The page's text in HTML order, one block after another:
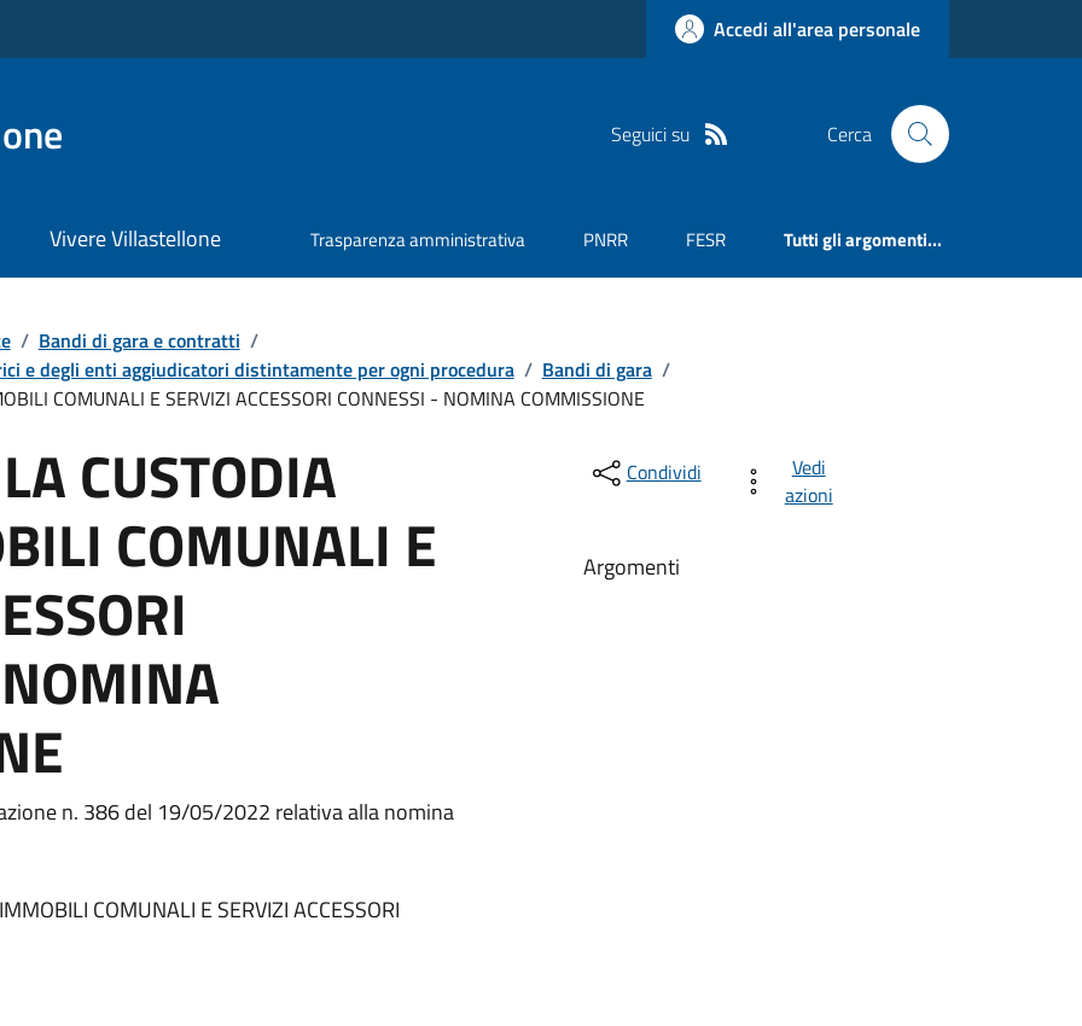
Accedi all'area personale
Seguici su Cerca
Vivere Villastellone Trasparenza amministrativa PNRR FESR Tutti gli argomenti...
/ Bandi di gara e contratti /
e degli enti aggiudicatori distintamente per ogni procedura / Bandi di gara /
COMUNALI E SERVIZI ACCESSORI CONNESSI - NOMINA COMMISSIONE
CUSTODIA
COMUNALI E
n. 386 del 19/05/2022 relativa alla nomina
COMUNALI E SERVIZI ACCESSORI
Condividi
Vedi
azioni
Argomenti